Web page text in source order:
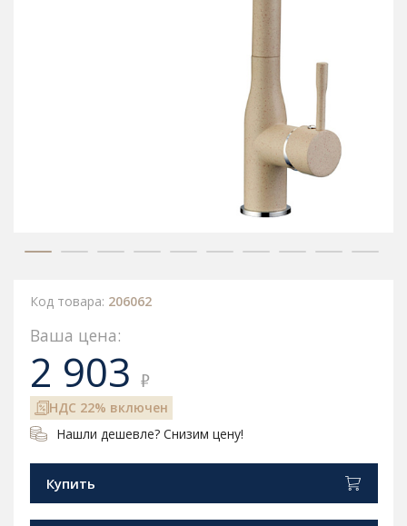
Код товара: 206062
Ваша цена:
2 903 ₽
НДС 22% включен
Нашли дешевле? Снизим цену!
Купить